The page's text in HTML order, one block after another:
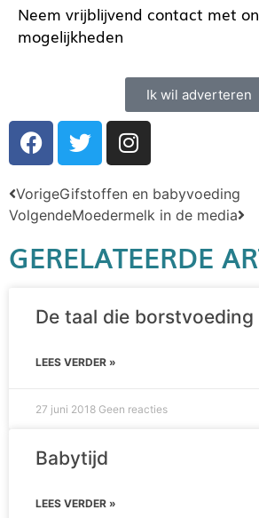
Neem vrijblijvend contact met
mogelijkheden
Ik wil adverteren
VorigeGifstoffen en babyvoeding
VolgendeMoedermelk in de media
GERELATEERDE
De taal die borstvoeding
LEES VERDER »
27 juni 2018 Geen reacties
Babytijd
LEES VERDER »